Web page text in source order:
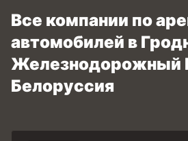
Все компании по
автомобилей в
Железнодорожный
Белоруссия